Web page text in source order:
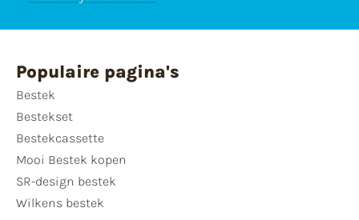
Populaire pagina's
Bestek
Bestekset
Bestekcassette
Mooi Bestek kopen
SR-design bestek
Wilkens bestek